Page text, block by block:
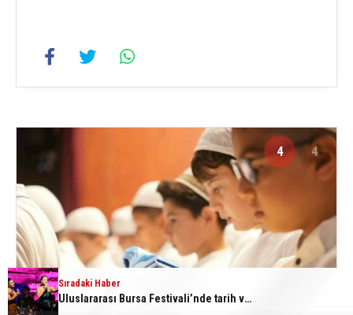
4 4
Sıradaki Haber
Uluslararası Bursa Festivali’nde tarih ve müzik buluştu